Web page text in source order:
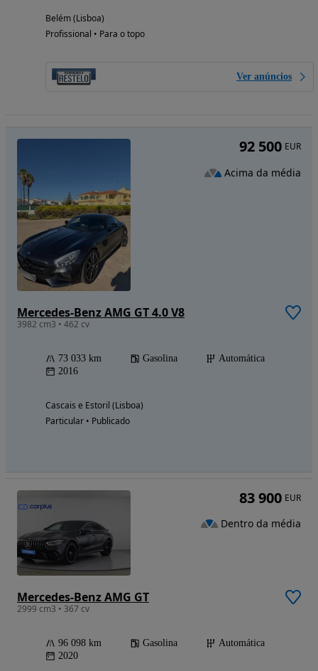
Belém (Lisboa)
Profissional • Para o topo
Ver anúncios
Mercedes-Benz AMG GT 4.0 V8
3982 cm3 • 462 cv
73 033 km Gasolina
Automática
2016
Cascais e Estoril (Lisboa)
Particular • Publicado
92 500 EUR
Acima da média
Mercedes-Benz AMG GT
2999 cm3 • 367 cv
96 098 km Gasolina
Automática
2020
83 900 EUR
Dentro da média